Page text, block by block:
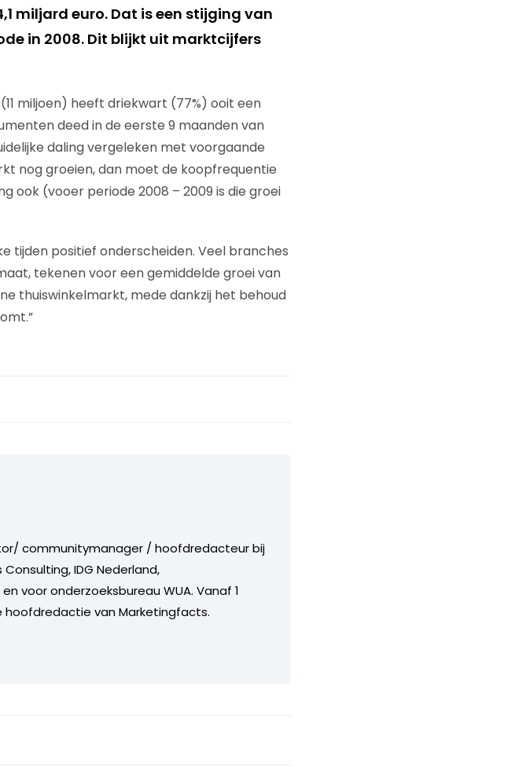
miljard euro. Dat is een stijging van
in 2008. Dit blijkt uit marktcijfers
miljoen) heeft driekwart (77%) ooit een
deed in de eerste 9 maanden van
daling vergeleken met voorgaande
nog groeien, dan moet de koopfrequentie
ook (vooer periode 2008 – 2009 is die groei
tijden positief onderscheiden. Veel branches
tekenen voor een gemiddelde groei van
thuiswinkelmarkt, mede dankzij het behoud
communitymanager / hoofdredacteur bij
IDG Nederland,
voor onderzoeksbureau WUA. Vanaf 1
hoofdredactie van Marketingfacts.